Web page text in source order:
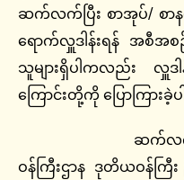
ဆက်လက်ပြီး စာအုပ်/ စာ
ရောက်လှူဒါန်းရန် အစီအစ
သူများရှိပါကလည်း လှူဒ
ကြောင်းတို့ကို ပြောကြားခဲ့
ဆက်လက်၍ သာ
ဝန်ကြီးဌာန ဒုတိယဝန်ကြီ